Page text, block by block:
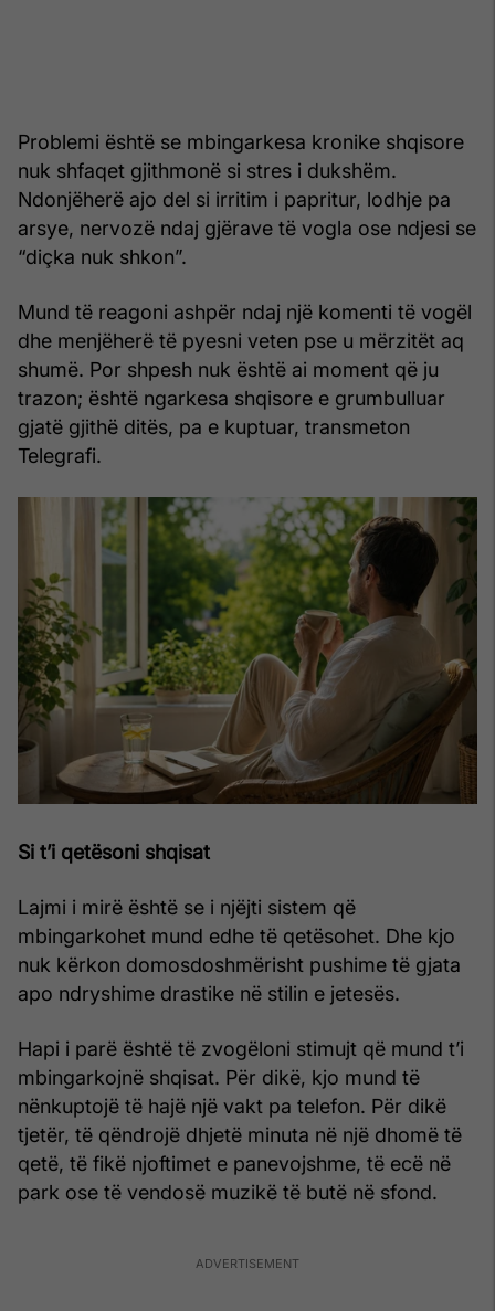
Problemi është se mbingarkesa kronike shqisore
nuk shfaqet gjithmonë si stres i dukshëm.
Ndonjëherë ajo del si irritim i papritur, lodhje pa
arsye, nervozë ndaj gjërave të vogla ose ndjesi se
“diçka nuk shkon”.
Mund të reagoni ashpër ndaj një komenti të vogël
dhe menjëherë të pyesni veten pse u mërzitët aq
shumë. Por shpesh nuk është ai moment që ju
trazon; është ngarkesa shqisore e grumbulluar
gjatë gjithë ditës, pa e kuptuar, transmeton
Telegrafi.
Si t’i qetësoni shqisat
Lajmi i mirë është se i njëjti sistem që
mbingarkohet mund edhe të qetësohet. Dhe kjo
nuk kërkon domosdoshmërisht pushime të gjata
apo ndryshime drastike në stilin e jetesës.
Hapi i parë është të zvogëloni stimujt që mund t’i
mbingarkojnë shqisat. Për dikë, kjo mund të
nënkuptojë të hajë një vakt pa telefon. Për dikë
tjetër, të qëndrojë dhjetë minuta në një dhomë të
qetë, të fikë njoftimet e panevojshme, të ecë në
park ose të vendosë muzikë të butë në sfond.